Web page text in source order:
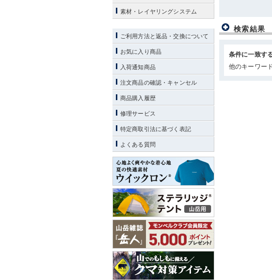
検索結果
条件に一致す
他のキーワー
素材・レイヤリングシステム
ご利用方法と返品・交換について
お気に入り商品
入荷通知商品
注文商品の確認・キャンセル
商品購入履歴
修理サービス
特定商取引法に基づく表記
よくある質問